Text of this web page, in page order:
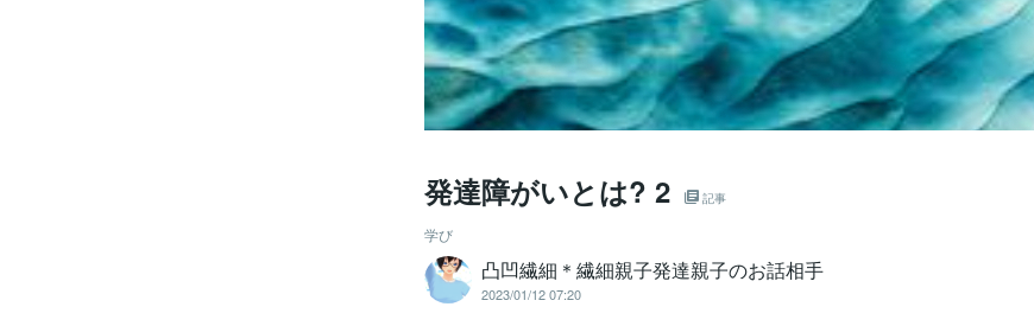
発達障がいとは? 2 記事
学び
凸凹繊細＊繊細親子発達親子のお話相手
2023/01/12 07:20